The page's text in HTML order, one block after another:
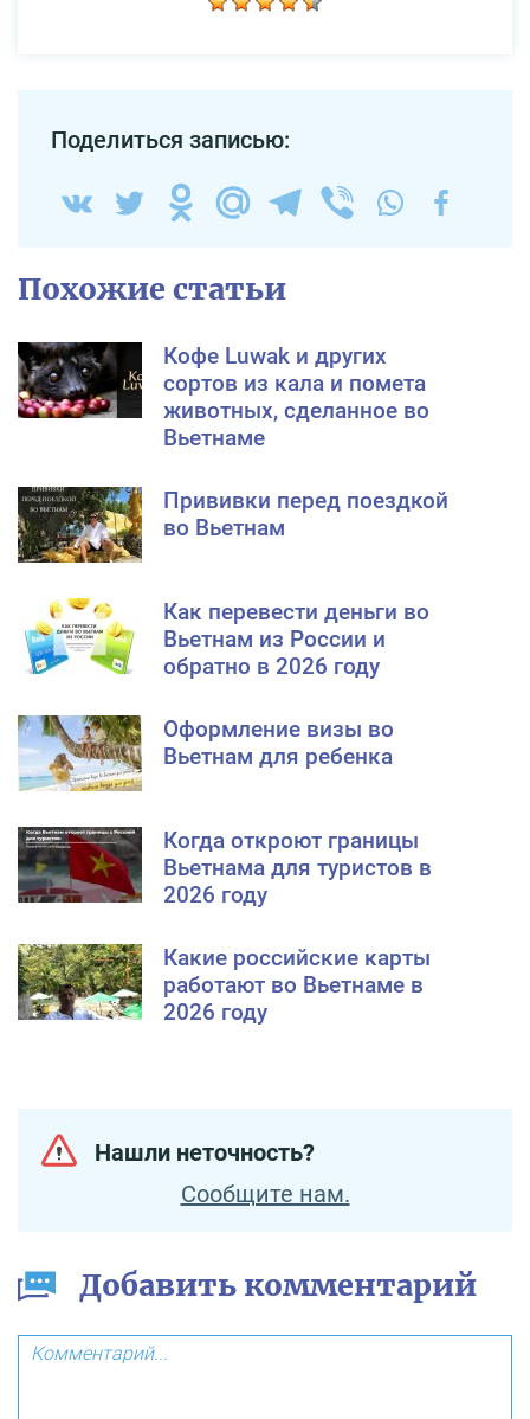
Поделиться записью:
Похожие статьи
Кофе Luwak и других
сортов из кала и помета
животных, сделанное во
Вьетнаме
Прививки перед поездкой
во Вьетнам
Как перевести деньги во
Вьетнам из России и
обратно в 2026 году
Оформление визы во
Вьетнам для ребенка
Когда откроют границы
Вьетнама для туристов в
2026 году
Какие российские карты
работают во Вьетнаме в
2026 году
Нашли неточность?
Сообщите нам.
Добавить комментарий